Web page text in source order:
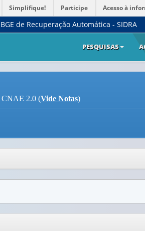
Simplifique! Participe Acesso à
de Recuperação Automática - SIDRA
PESQUISAS
CNAE 2.0 (Vide Notas)